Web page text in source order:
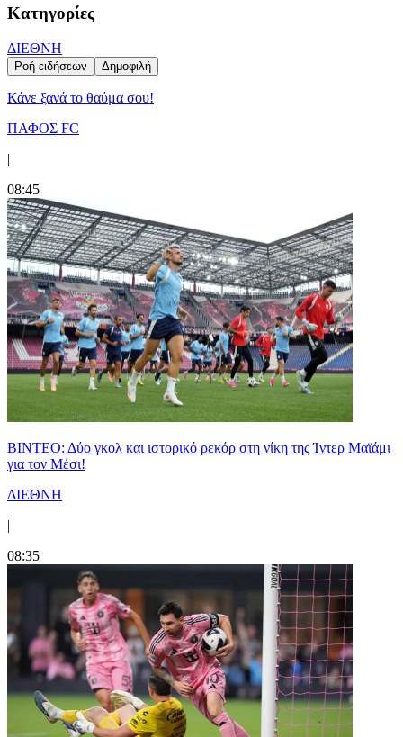
Κατηγορίες
ΔΙΕΘΝΗ
Ροή ειδήσεων Δημοφιλή
Κάνε ξανά το θαύμα σου!
ΠΑΦΟΣ FC
|
08:45
ΒΙΝΤΕΟ: Δύο γκολ και ιστορικό ρεκόρ στη νίκη της Ίντερ Μαϊάμι
για τον Μέσι!
ΔΙΕΘΝΗ
|
08:35